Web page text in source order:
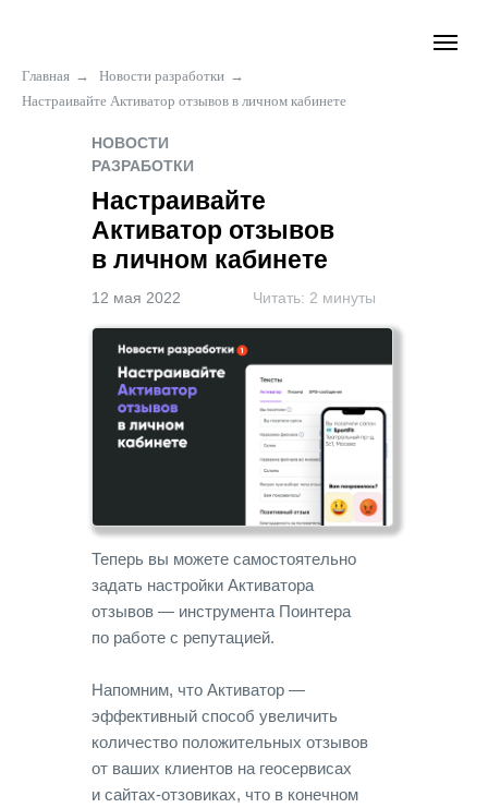
Главная → Новости разработки →
Настраивайте Активатор отзывов в личном кабинете
НОВОСТИ
РАЗРАБОТКИ
12 мая 2022 Читать: 2 минуты
Теперь вы можете самостоятельно
задать настройки Активатора
отзывов — инструмента Поинтера
по работе с репутацией.
Напомним, что Активатор —
эффективный способ увеличить
количество положительных отзывов
от ваших клиентов на геосервисах
и сайтах-отзовиках, что в конечном
Настраивайте
Активатор отзывов
в личном кабинете